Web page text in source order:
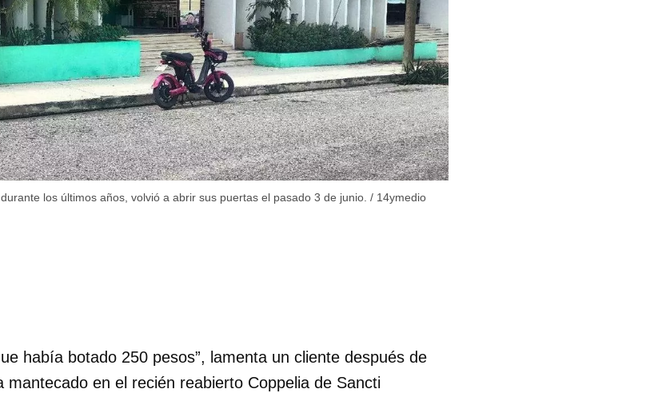
los últimos años, volvió a abrir sus puertas el pasado 3 de junio. / 14ymedio
había botado 250 pesos”, lamenta un cliente después de
mantecado en el recién reabierto Coppelia de Sancti